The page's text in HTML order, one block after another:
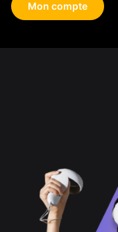
Mon compte